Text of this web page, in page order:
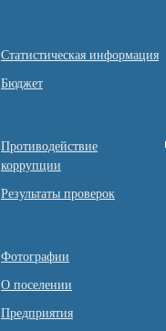
Статистическая информация
Бюджет
Противодействие
коррупции
Результаты проверок
Фотографии
О поселении
Предприятия